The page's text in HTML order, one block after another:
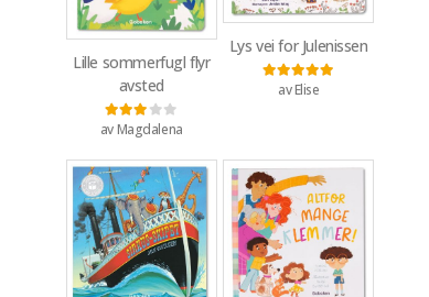
Lille sommerfugl flyr
avsted
Vurdert3av 5
av Magdalena
Lys vei for Julenissen
Vurdert5
av Elise